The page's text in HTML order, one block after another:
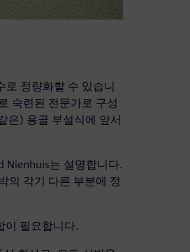
정량화할 수 있습니
숙련된 전문가로 구성
은) 용골 부설식에 앞서
Nienhuis는 설명합니다.
의 각기 다른 부분에 정
이 필요합니다.